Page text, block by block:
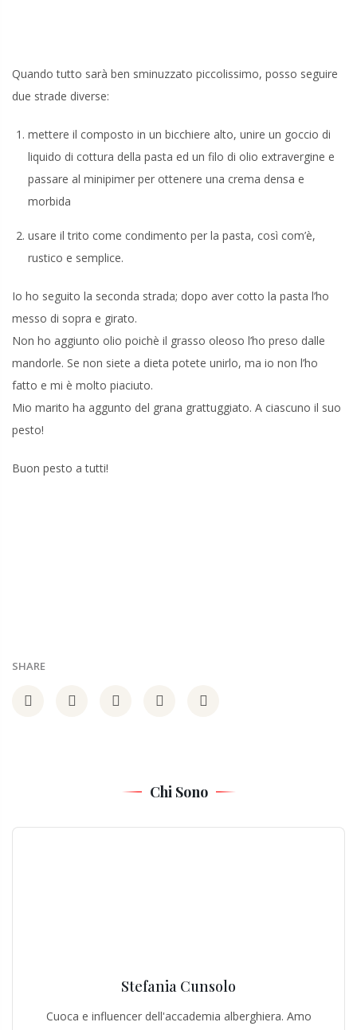
Quando tutto sarà ben sminuzzato piccolissimo, posso seguire
due strade diverse:
mettere il composto in un bicchiere alto, unire un goccio di
liquido di cottura della pasta ed un filo di olio extravergine e
passare al minipimer per ottenere una crema densa e
morbida
usare il trito come condimento per la pasta, così com’è,
rustico e semplice.
Io ho seguito la seconda strada; dopo aver cotto la pasta l’ho
messo di sopra e girato.
Non ho aggiunto olio poichè il grasso oleoso l’ho preso dalle
mandorle. Se non siete a dieta potete unirlo, ma io non l’ho
fatto e mi è molto piaciuto.
Mio marito ha aggunto del grana grattuggiato. A ciascuno il suo
pesto!
Buon pesto a tutti!
SHARE
Chi Sono
Stefania Cunsolo
Cuoca e influencer dell'accademia alberghiera. Amo